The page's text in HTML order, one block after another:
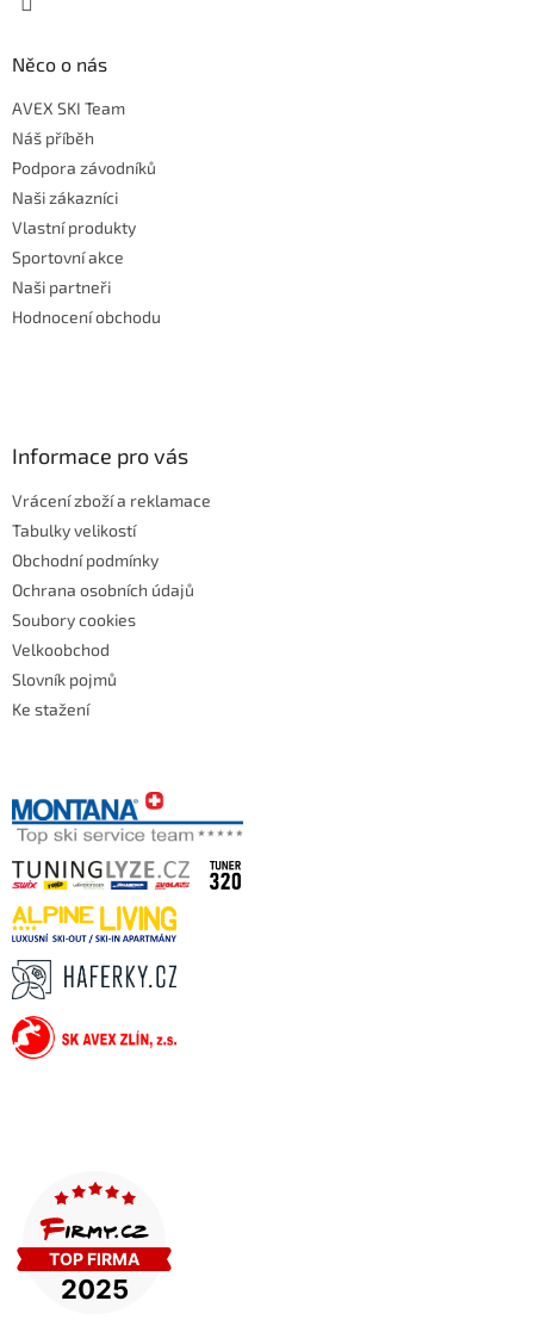
Něco o nás
AVEX SKI Team
Náš příběh
Podpora závodníků
Naši zákazníci
Vlastní produkty
Sportovní akce
Naši partneři
Hodnocení obchodu
Informace pro vás
Vrácení zboží a reklamace
Tabulky velikostí
Obchodní podmínky
Ochrana osobních údajů
Soubory cookies
Velkoobchod
Slovník pojmů
Ke stažení